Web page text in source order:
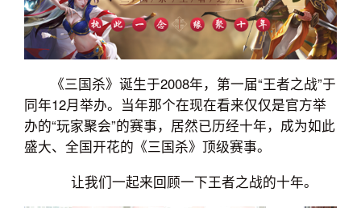
《三国杀》诞生于2008年，第一届“王者之战”于
同年12月举办。当年那个在现在看来仅仅是官方举
办的“玩家聚会”的赛事，居然已历经十年，成为如此
盛大、全国开花的《三国杀》顶级赛事。
让我们一起来回顾一下王者之战的十年。